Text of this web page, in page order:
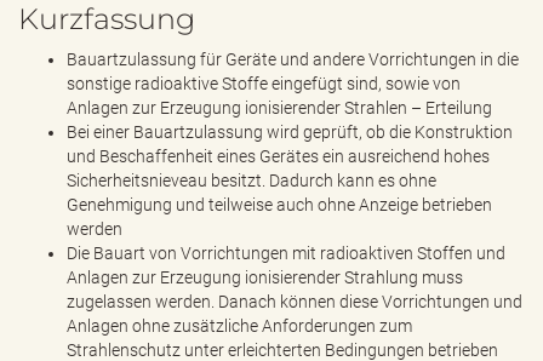
Kurzfassung
Bauartzulassung für Geräte und andere Vorrichtungen in die
sonstige radioaktive Stoffe eingefügt sind, sowie von
Anlagen zur Erzeugung ionisierender Strahlen – Erteilung
Bei einer Bauartzulassung wird geprüft, ob die Konstruktion
und Beschaffenheit eines Gerätes ein ausreichend hohes
Sicherheitsnieveau besitzt. Dadurch kann es ohne
Genehmigung und teilweise auch ohne Anzeige betrieben
werden
Die Bauart von Vorrichtungen mit radioaktiven Stoffen und
Anlagen zur Erzeugung ionisierender Strahlung muss
zugelassen werden. Danach können diese Vorrichtungen und
Anlagen ohne zusätzliche Anforderungen zum
Strahlenschutz unter erleichterten Bedingungen betrieben